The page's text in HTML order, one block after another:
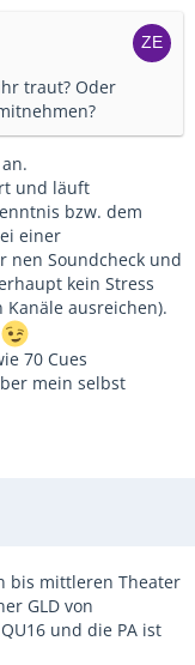
traut? Oder
und läuft
bzw. dem
einer
nen Soundcheck und
kein Stress
ausreichen).
70 Cues
mein selbst
bis mittleren Theater
GLD von
und die PA ist